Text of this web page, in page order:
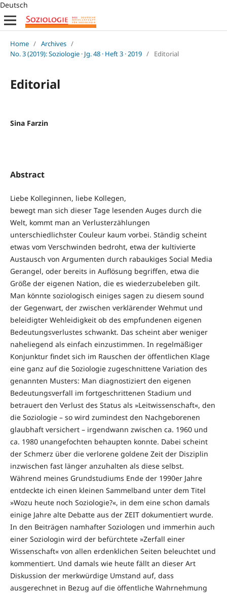
Deutsch
Home / Archives /
No. 3 (2019): Soziologie · Jg. 48 · Heft 3 · 2019 / Editorial
Editorial
Sina Farzin
Abstract
Liebe Kolleginnen, liebe Kollegen,
bewegt man sich dieser Tage lesenden Auges durch die
Welt, kommt man an Verlusterzählungen
unterschiedlichster Couleur kaum vorbei. Ständig scheint
etwas vom Verschwinden bedroht, etwa der kultivierte
Austausch von Argumenten durch rabaukiges Social Media
Gerangel, oder bereits in Auflösung begriffen, etwa die
Größe der eigenen Nation, die es wiederzubeleben gilt.
Man könnte soziologisch einiges sagen zu diesem sound
der Gegenwart, der zwischen verklärender Wehmut und
beleidigter Wehleidigkeit ob des empfundenen eigenen
Bedeutungsverlustes schwankt. Das scheint aber weniger
naheliegend als einfach einzustimmen. In regelmäßiger
Konjunktur findet sich im Rauschen der öffentlichen Klage
eine ganz auf die Soziologie zugeschnittene Variation des
genannten Musters: Man diagnostiziert den eigenen
Bedeutungsverfall im fortgeschrittenen Stadium und
betrauert den Verlust des Status als »Leitwissenschaft«, den
die Soziologie – so wird zumindest den Nachgeborenen
glaubhaft versichert – irgendwann zwischen ca. 1960 und
ca. 1980 unangefochten behaupten konnte. Dabei scheint
der Schmerz über die verlorene goldene Zeit der Disziplin
inzwischen fast länger anzuhalten als diese selbst.
Während meines Grundstudiums Ende der 1990er Jahre
entdeckte ich einen kleinen Sammelband unter dem Titel
»Wozu heute noch Soziologie?«, in dem eine schon damals
einige Jahre alte Debatte aus der ZEIT dokumentiert wurde.
In den Beiträgen namhafter Soziologen und immerhin auch
einer Soziologin wird der befürchtete »Zerfall einer
Wissenschaft« von allen erdenklichen Seiten beleuchtet und
kommentiert. Und damals wie heute fällt an dieser Art
Diskussion der merkwürdige Umstand auf, dass
ausgerechnet in Bezug auf die öffentliche Wahrnehmung